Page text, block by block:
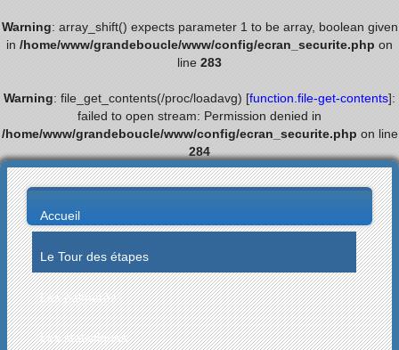
Warning: array_shift() expects parameter 1 to be array, boolean given
in /home/www/grandeboucle/www/config/ecran_securite.php on
line 283
Warning: file_get_contents(/proc/loadavg) [function.file-get-contents]:
failed to open stream: Permission denied in
/home/www/grandeboucle/www/config/ecran_securite.php on line
284
Accueil
Le Tour des étapes
Les palmarès
Les statistiques